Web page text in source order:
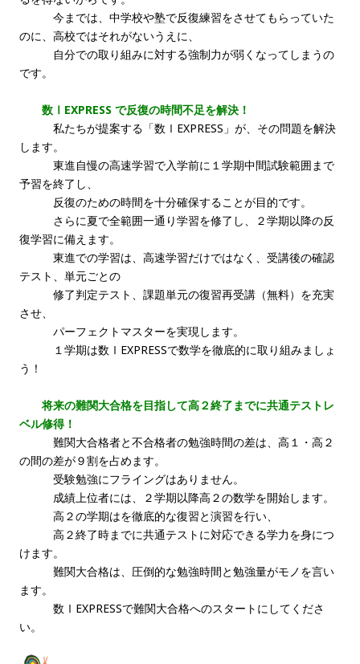
今までは、中学校や塾で反復練習をさせてもらっていた
のに、高校ではそれがないうえに、
自分での取り組みに対する強制力が弱くなってしまうの
です。
数ⅠEXPRESS で反復の時間不足を解決！
私たちが提案する「数ⅠEXPRESS」が、その問題を解決
します。
東進自慢の高速学習で入学前に１学期中間試験範囲まで
予習を終了し、
反復のための時間を十分確保することが目的です。
さらに夏で全範囲一通り学習を修了し、２学期以降の反
復学習に備えます。
東進での学習は、高速学習だけではなく、受講後の確認
テスト、単元ごとの
修了判定テスト、課題単元の復習再受講（無料）を充実
させ、
パーフェクトマスターを実現します。
１学期は数ⅠEXPRESSで数学を徹底的に取り組みましょ
う！
将来の難関大合格を目指して高２終了までに共通テストレ
ベル修得！
難関大合格者と不合格者の勉強時間の差は、高１・高２
の間の差が９割を占めます。
受験勉強にフライングはありません。
成績上位者には、２学期以降高２の数学を開始します。
高２の学期はを徹底的な復習と演習を行い、
高２終了時までに共通テストに対応できる学力を身につ
けます。
難関大合格は、圧倒的な勉強時間と勉強量がモノを言い
ます。
数ⅠEXPRESSで難関大合格へのスタートにしてくださ
い。